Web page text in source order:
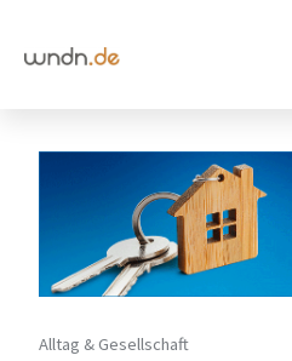
Alltag & Gesellschaft